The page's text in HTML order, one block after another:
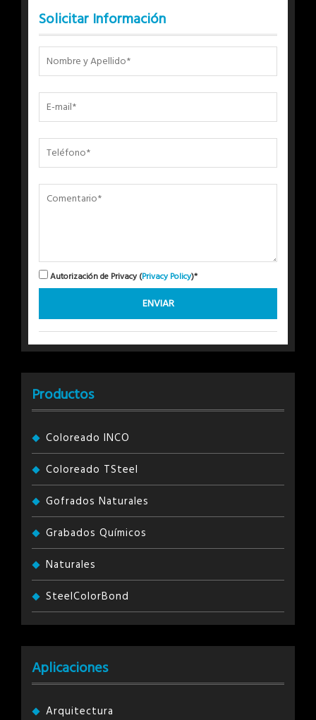
Solicitar Información
Autorización de Privacy (Privacy Policy)*
Productos
Coloreado INCO
Coloreado TSteel
Gofrados Naturales
Grabados Químicos
Naturales
SteelColorBond
Aplicaciones
Arquitectura